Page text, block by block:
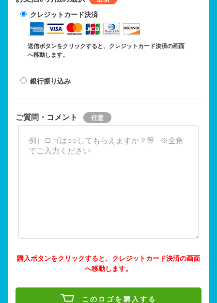
クレジットカード決済
送信ボタンをクリックすると、クレジットカード決済の画面
へ移動します。
銀行振り込み
ご質問・コメント
購入ボタンをクリックすると、クレジットカード決済の画面
へ移動します。
このロゴを購入する